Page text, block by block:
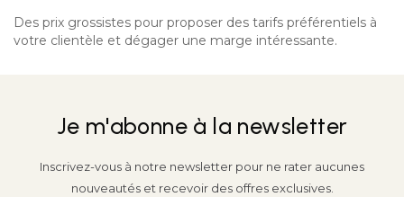
Des prix grossistes pour proposer des tarifs préférentiels à
votre clientèle et dégager une marge intéressante.
Je m'abonne à la newsletter
Inscrivez-vous à notre newsletter pour ne rater aucunes
nouveautés et recevoir des offres exclusives.